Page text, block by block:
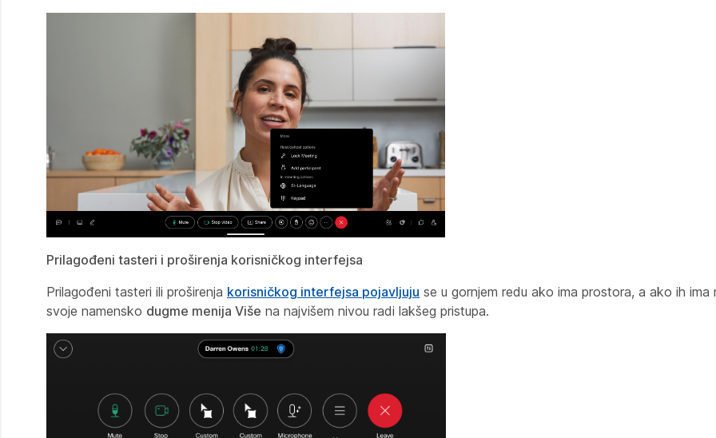
Prilagođeni tasteri i proširenja korisničkog interfejsa
Prilagođeni tasteri ili proširenja korisničkog interfejsa pojavljuju se u gornjem redu ako ima prostora, a ako ih ima
svoje namensko dugme menija Više na najvišem nivou radi lakšeg pristupa.